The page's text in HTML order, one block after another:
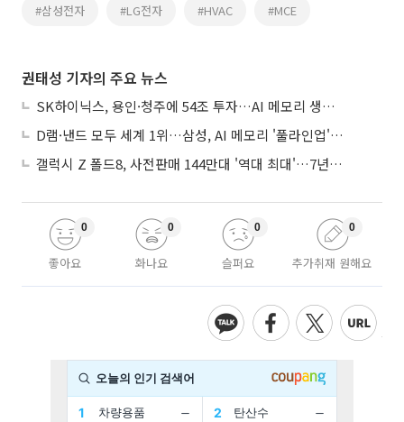
#삼성전자 #LG전자 #HVAC #MCE
권태성 기자의 주요 뉴스
SK하이닉스, 용인·청주에 54조 투자…AI 메모리 생산기지 키운다
D램·낸드 모두 세계 1위…삼성, AI 메모리 '풀라인업'으로 승부
갤럭시 Z 폴드8, 사전판매 144만대 '역대 최대'…7년만에 갤노트10 기록 넘어
좋아요
0
화나요
0
슬퍼요
0
추가취재 원해요
0